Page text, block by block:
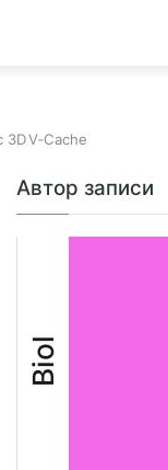
V‑Cache
Автор записи
Biol